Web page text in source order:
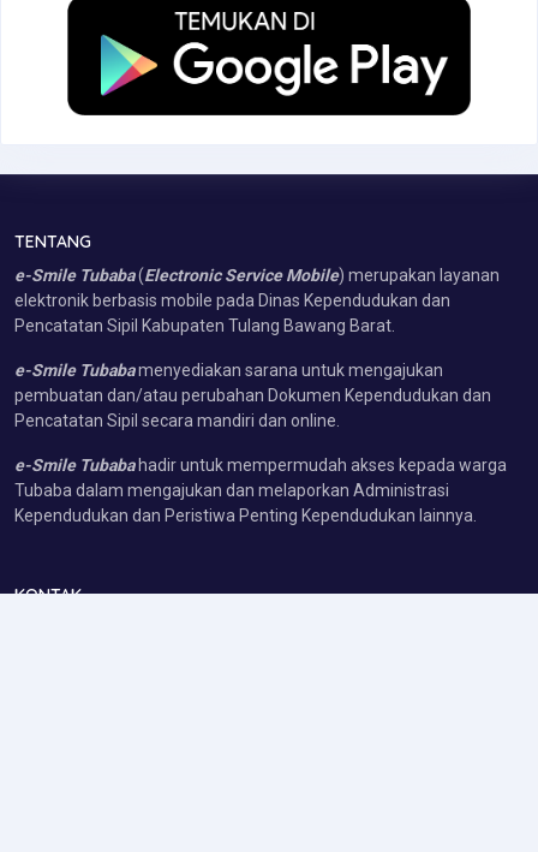
TENTANG
e-Smile Tubaba(Electronic Service Mobile) merupakan layanan
elektronik berbasis mobile pada Dinas Kependudukan dan
Pencatatan Sipil Kabupaten Tulang Bawang Barat.
e-Smile Tubabamenyediakan sarana untuk mengajukan
pembuatan dan/atau perubahan Dokumen Kependudukan dan
Pencatatan Sipil secara mandiri dan online.
e-Smile Tubabahadir untuk mempermudah akses kepada warga
Tubaba dalam mengajukan dan melaporkan Administrasi
Kependudukan dan Peristiwa Penting Kependudukan lainnya.
KONTAK